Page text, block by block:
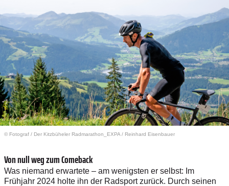
© Fotograf / Der Kitzbüheler Radmarathon_EXPA / Reinhard Eisenbauer
Von null weg zum Comeback
Was niemand erwartete – am wenigsten er selbst: Im
Frühjahr 2024 holte ihn der Radsport zurück. Durch seinen